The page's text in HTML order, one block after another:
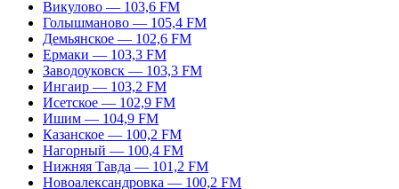
Викулово — 103,6 FM
Голышманово — 105,4 FM
Демьянское — 102,6 FM
Ермаки — 103,3 FM
Заводоуковск — 103,3 FM
Ингаир — 103,2 FM
Исетское — 102,9 FM
Ишим — 104,9 FM
Казанское — 100,2 FM
Нагорный — 100,4 FM
Нижняя Тавда — 101,2 FM
Новоалександровка — 100,2 FM